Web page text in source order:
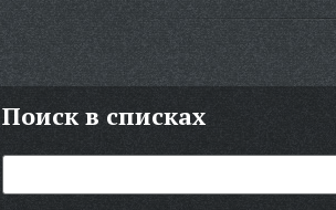
Поиск в списках